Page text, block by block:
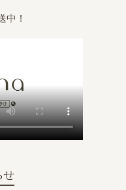
中！
せ